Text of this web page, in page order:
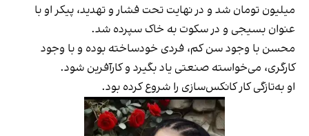
میلیون تومان شد و در نهایت تحت فشار و تهدید، پیکر او با
عنوان بسیجی و در سکوت به خاک سپرده شد.
محسن با وجود سن کم، فردی خودساخته بوده و با وجود
کارگری، می‌خواسته صنعتی یاد بگیرد و کارآفرین شود.
او به‌تازگی کار کانکس‌سازی را شروع کرده بود.